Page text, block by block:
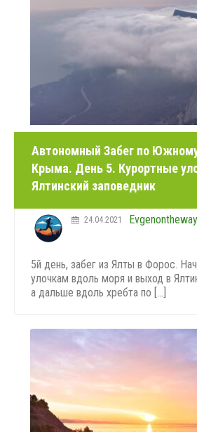
Автономный Забег по
Крыма. День 5. Курортные
Ялтинский заповедник
Evgenontheway
24.04.2021
5й день, забег из Ялты в Форос.
улочкам вдоль моря и выход в
а дальше вдоль хребта по [...]